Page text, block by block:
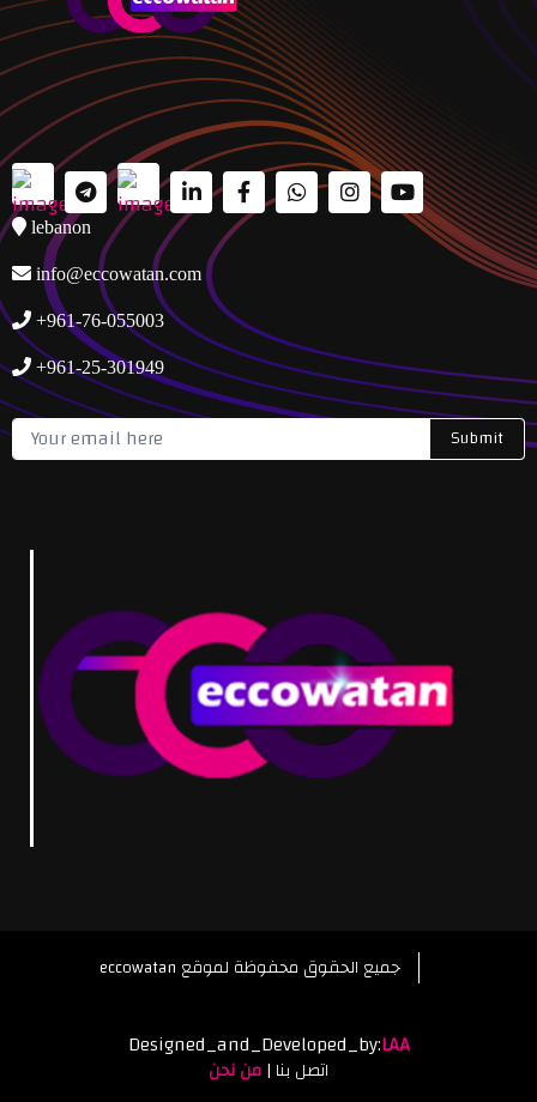
lebanon
info@eccowatan.com
+961-76-055003
+961-25-301949
Submit
eccowatan جميع الحقوق محفوظة لموقع
Designed_and_Developed_by:LAA
اتصل بنا |من نحن